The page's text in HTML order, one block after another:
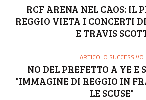
RCF ARENA NEL CAOS: IL
REGGIO VIETA I CONCERTI
E TRAVIS
ARTICOLO SUCCESSIVO
NO DEL PREFETTO A YE E
"IMMAGINE DI REGGIO IN
LE SCUSE"